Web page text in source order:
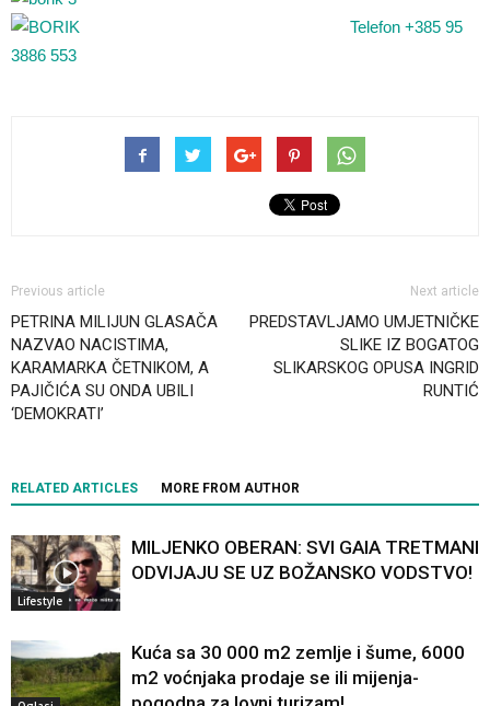
Telefon +385 95
3886 553
Previous article
PETRINA MILIJUN GLASAČA
NAZVAO NACISTIMA,
KARAMARKA ČETNIKOM, A
PAJIČIĆA SU ONDA UBILI
‘DEMOKRATI’
Next article
PREDSTAVLJAMO UMJETNIČKE
SLIKE IZ BOGATOG
SLIKARSKOG OPUSA INGRID
RUNTIĆ
RELATED ARTICLES MORE FROM AUTHOR
Lifestyle
MILJENKO OBERAN: SVI GAIA TRETMANI
ODVIJAJU SE UZ BOŽANSKO VODSTVO!
Kuća sa 30 000 m2 zemlje i šume, 6000
m2 voćnjaka prodaje se ili mijenja-